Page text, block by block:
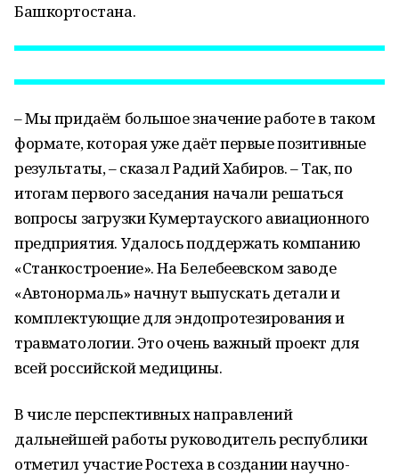
Башкортостана.
– Мы придаём большое значение работе в таком
формате, которая уже даёт первые позитивные
результаты, – сказал Радий Хабиров. – Так, по
итогам первого заседания начали решаться
вопросы загрузки Кумертауского авиационного
предприятия. Удалось поддержать компанию
«Станкостроение». На Белебеевском заводе
«Автонормаль» начнут выпускать детали и
комплектующие для эндопротезирования и
травматологии. Это очень важный проект для
всей российской медицины.
В числе перспективных направлений
дальнейшей работы руководитель республики
отметил участие Ростеха в создании научно-